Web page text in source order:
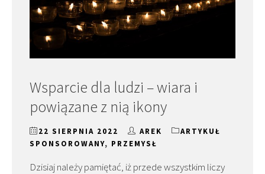
Wsparcie dla ludzi – wiara i
powiązane z nią ikony
22 SIERPNIA 2022 AREK
ARTYKUŁ
SPONSOROWANY, PRZEMYSŁ
Dzisiaj należy pamiętać, iż przede wszystkim liczy